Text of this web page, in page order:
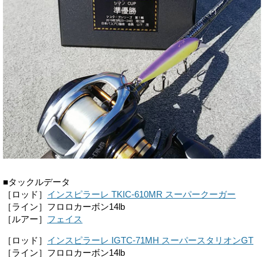
■タックルデータ
［ロッド］ インスピラーレ TKIC-610MR スーパークーガー
［ライン］フロロカーボン14lb
［ルアー］ フェイス
［ロッド］ インスピラーレ IGTC-71MH スーパースタリオンGT
［ライン］フロロカーボン14lb